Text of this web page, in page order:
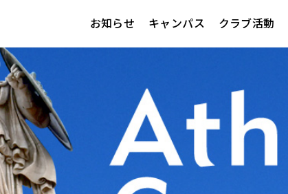
お知らせ キャンパス クラブ活動